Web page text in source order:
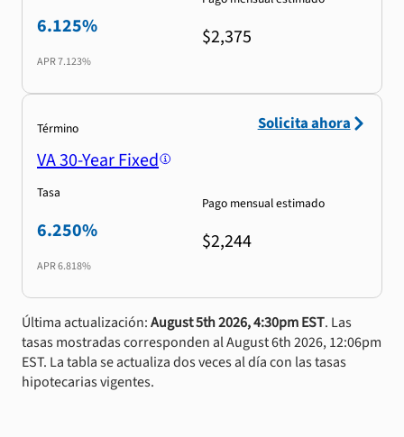
6.125%
APR7.123%
$2,375
Término
VA 30-Year Fixed
Tasa
6.250%
APR6.818%
Pago mensual estimado
$2,244
Solicita ahora
Última actualización:August 5th 2026, 4:30pm EST. Las
tasas mostradas corresponden al August 6th 2026, 12:06pm
EST. La tabla se actualiza dos veces al día con las tasas
hipotecarias vigentes.